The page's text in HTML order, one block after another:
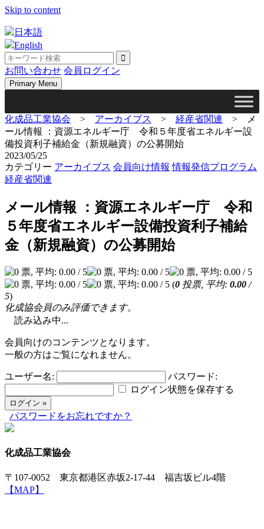
Skip to content
日本語
English
お問い合わせ 会員ログイン
Primary Menu
化成品工業協会 > アーカイブス > 経産省関連 >
メ
ール情報 ：資源エネルギー庁 令和５年度省エネルギー設
備投資利子補給金（新規融資）の公募開始
2023/05/25
カテゴリー アーカイブス 会員向け情報 情報発信プログラム
経産省関連
メール情報 ：資源エネルギー庁 令和
５年度省エネルギー設備投資利子補給
金（新規融資）の公募開始
(0 投票, 平均: 0.00 /
5)
化成協会員のみ評価できます。
読み込み中...
会員向けのコンテンツとなります。
一般の方はご覧になれません。
ユーザー名:
パスワード:
ログイン状態を保存する
パスワードをお忘れですか？
化成品工業協会
〒107-0052 東京都港区赤坂2-17-44 福吉坂ビル4階
【MAP】